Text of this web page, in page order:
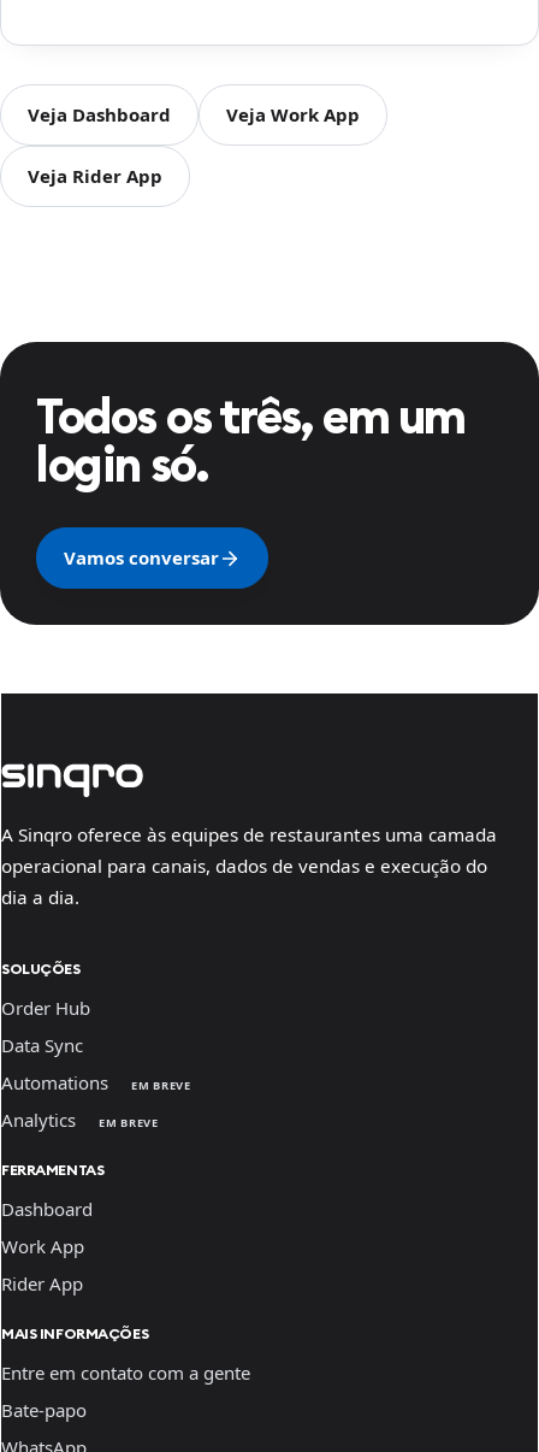
Veja Dashboard Veja Work App
Veja Rider App
Todos os três, em um
login só.
Vamos conversar
A Sinqro oferece às equipes de restaurantes uma camada
operacional para canais, dados de vendas e execução do
dia a dia.
SOLUÇÕES
Order Hub
Data Sync
Automations
EM BREVE
Analytics EM BREVE
FERRAMENTAS
Dashboard
Work App
Rider App
MAIS INFORMAÇÕES
Entre em contato com a gente
Bate-papo
WhatsApp